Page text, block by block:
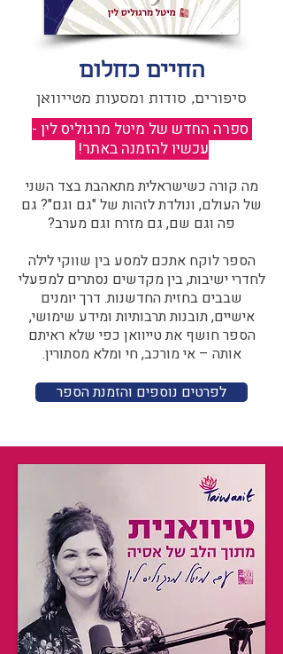
החיים כחלום
סיפורים, סודות ומסעות מטייוואן
ספרה החדש של מיטל מרגוליס לין -
עכשיו להזמנה באתר!
מה קורה כשישראלית מתאהבת בצד השני
של העולם, ונולדת לזהות של "גם וגם"? גם
פה וגם שם, גם מזרח וגם מערב?​​
הספר לוקח אתכם למסע בין שווקי לילה
לחדרי ישיבות, בין מקדשים נסתרים למפעלי
שבבים בחזית החדשנות. דרך יומנים
אישיים, תובנות תרבותיות ומידע שימושי,
הספר חושף את טייוואן כפי שלא ראיתם
אותה – אי מורכב, חי ומלא מסתורין.
לפרטים נוספים והזמנת הספר